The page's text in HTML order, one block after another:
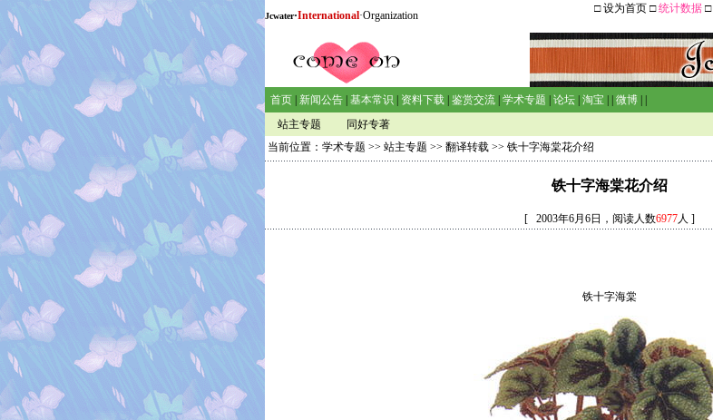
Jcwater·International·Organization
□设为首页 □统计数据 □
首页 新闻公告 基本常识 资料下载 鉴赏交流 学术专题 论坛 淘宝 微博
站主专题
同好专著
当前位置： 学术专题 >> 站主专题 >> 翻译转载 >> 铁十字海棠花介绍
铁十字海棠花介绍
[ 2003年6月6日，阅读人数6977人 ]
铁十字海棠